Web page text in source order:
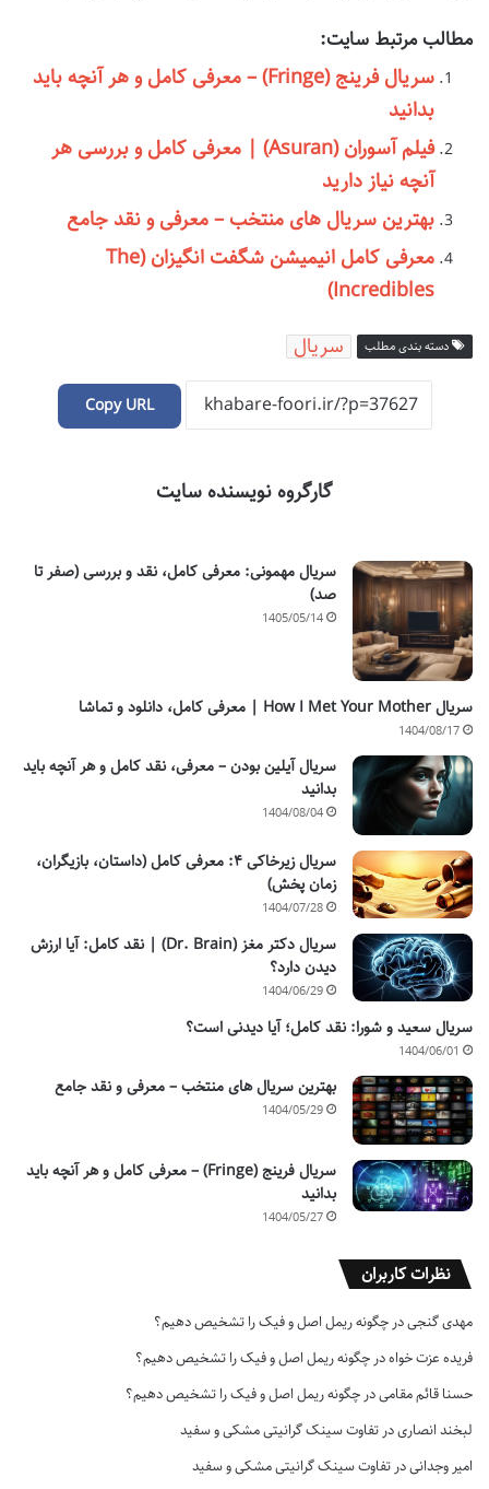
مطالب مرتبط سایت:
سریال فرینج (Fringe) – معرفی کامل و هر آنچه باید
بدانید
فیلم آسوران (Asuran) | معرفی کامل و بررسی هر
آنچه نیاز دارید
بهترین سریال های منتخب – معرفی و نقد جامع
معرفی کامل انیمیشن شگفت انگیزان (The
Incredibles)
دسته بندی مطلب سریال
Copy URL
گارگروه نویسنده سایت
سریال مهمونی: معرفی کامل، نقد و بررسی (صفر تا
صد)
1405/05/14
سریال How I Met Your Mother | معرفی کامل، دانلود و تماشا
1404/08/17
سریال آیلین بودن – معرفی، نقد کامل و هر آنچه باید
بدانید
1404/08/04
سریال زیرخاکی ۴: معرفی کامل (داستان، بازیگران،
زمان پخش)
1404/07/28
سریال دکتر مغز (Dr. Brain) | نقد کامل: آیا ارزش
دیدن دارد؟
1404/06/29
سریال سعید و شورا: نقد کامل؛ آیا دیدنی است؟
1404/06/01
بهترین سریال های منتخب – معرفی و نقد جامع
1404/05/29
سریال فرینج (Fringe) – معرفی کامل و هر آنچه باید
بدانید
1404/05/27
نظرات کاربران
مهدی گنجیدر چگونه ریمل اصل و فیک را تشخیص دهیم؟
فریده عزت خواهدر چگونه ریمل اصل و فیک را تشخیص دهیم؟
حسنا قائم مقامیدر چگونه ریمل اصل و فیک را تشخیص دهیم؟
لبخند انصاریدر تفاوت سینک گرانیتی مشکی و سفید
امیر وجدانیدر تفاوت سینک گرانیتی مشکی و سفید